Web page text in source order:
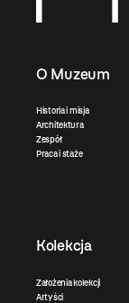
O Muzeum
Historia i misja
Architektura
Zespół
Praca i staże
Kolekcja
Założenia kolekcji
Artyści